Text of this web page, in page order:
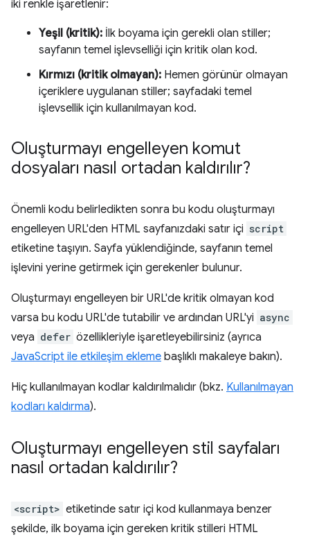
iki renkle işaretlenir:
Yeşil (kritik): İlk boyama için gerekli olan stiller;
sayfanın temel işlevselliği için kritik olan kod.
Kırmızı (kritik olmayan): Hemen görünür olmayan
içeriklere uygulanan stiller; sayfadaki temel
işlevsellik için kullanılmayan kod.
Oluşturmayı engelleyen komut
dosyaları nasıl ortadan kaldırılır?
Önemli kodu belirledikten sonra bu kodu oluşturmayı
engelleyen URL'den HTML sayfanızdaki satır içi script
etiketine taşıyın. Sayfa yüklendiğinde, sayfanın temel
işlevini yerine getirmek için gerekenler bulunur.
Oluşturmayı engelleyen bir URL'de kritik olmayan kod
varsa bu kodu URL'de tutabilir ve ardından URL'yi async
veya defer özellikleriyle işaretleyebilirsiniz (ayrıca
JavaScript ile etkileşim ekleme başlıklı makaleye bakın).
Hiç kullanılmayan kodlar kaldırılmalıdır (bkz. Kullanılmayan
kodları kaldırma).
Oluşturmayı engelleyen stil sayfaları
nasıl ortadan kaldırılır?
<script> etiketinde satır içi kod kullanmaya benzer
şekilde, ilk boyama için gereken kritik stilleri HTML